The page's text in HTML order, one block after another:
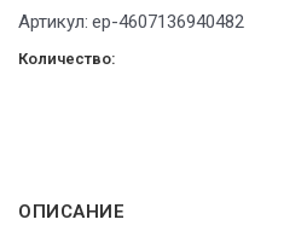
Артикул: ep-4607136940482
Количество:
ОПИСАНИЕ